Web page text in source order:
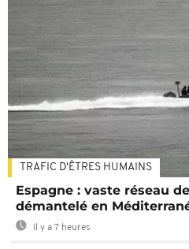
TRAFIC D'ÊTRES HUMAINS
Espagne : vaste réseau
démantelé en
Il y a 7 heures